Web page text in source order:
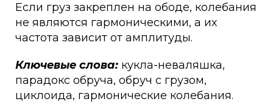
Если груз закреплен на ободе, колебания
не являются гармоническими, а их
частота зависит от амплитуды.
Ключевые слова: кукла-неваляшка,
парадокс обруча, обруч с грузом,
циклоида, гармонические колебания.